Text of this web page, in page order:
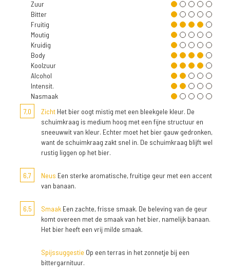
Zuur
Bitter
Fruitig
Moutig
Kruidig
Body
Koolzuur
Alcohol
Intensit.
Nasmaak
7,0
Zicht Het bier oogt mistig met een bleekgele kleur. De
schuimkraag is medium hoog met een fijne structuur en
sneeuwwit van kleur. Echter moet het bier gauw gedronken,
want de schuimkraag zakt snel in. De schuimkraag blijft wel
rustig liggen op het bier.
6,7 Neus Een sterke aromatische, fruitige geur met een accent
van banaan.
6,5 Smaak Een zachte, frisse smaak. De beleving van de geur
komt overeen met de smaak van het bier, namelijk banaan.
Het bier heeft een vrij milde smaak.
Spijssuggestie Op een terras in het zonnetje bij een
bittergarnituur.